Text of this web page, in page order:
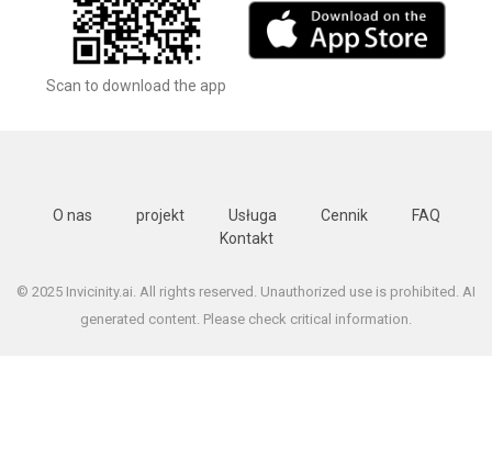
Scan to download the app
O nas projekt Usługa Cennik
FAQ
Kontakt
© 2025 Invicinity.ai. All rights reserved. Unauthorized use is prohibited. AI
generated content. Please check critical information.